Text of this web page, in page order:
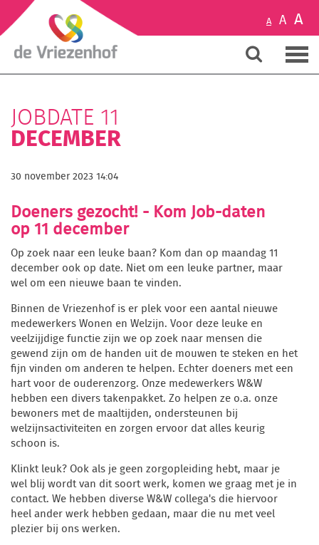
A A A
JOBDATE 11
DECEMBER
30 november 2023 14:04
Doeners gezocht! - Kom Job-daten
op 11 december
Op zoek naar een leuke baan? Kom dan op maandag 11
december ook op date. Niet om een leuke partner, maar
wel om een nieuwe baan te vinden.
Binnen de Vriezenhof is er plek voor een aantal nieuwe
medewerkers Wonen en Welzijn. Voor deze leuke en
veelzijjdige functie zijn we op zoek naar mensen die
gewend zijn om de handen uit de mouwen te steken en het
fijn vinden om anderen te helpen. Echter doeners met een
hart voor de ouderenzorg. Onze medewerkers W&W
hebben een divers takenpakket. Zo helpen ze o.a. onze
bewoners met de maaltijden, ondersteunen bij
welzijnsactiviteiten en zorgen ervoor dat alles keurig
schoon is.
Klinkt leuk? Ook als je geen zorgopleiding hebt, maar je
wel blij wordt van dit soort werk, komen we graag met je in
contact. We hebben diverse W&W collega's die hiervoor
heel ander werk hebben gedaan, maar die nu met veel
plezier bij ons werken.